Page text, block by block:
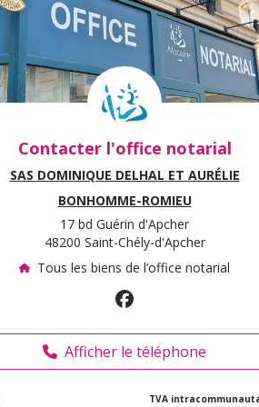
Contacter l'office notarial
SAS DOMINIQUE DELHAL ET AURÉLIE
BONHOMME-ROMIEU
17 bd Guérin d'Apcher
48200 Saint-Chély-d'Apcher
Tous les biens de l’office notarial
Afficher le téléphone
TVA